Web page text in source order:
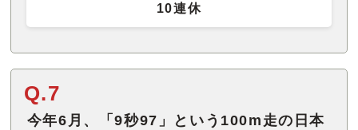
10連休
Q.7
今年6月、「9秒97」という100m走の日本